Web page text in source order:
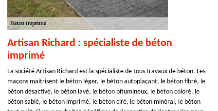
Artisan Richard : spécialiste de béton
imprimé
La société Artisan Richard est la spécialiste de tous travaux de béton. Les
maçons maitrisent le béton léger, le béton autoplaçant, le béton fibré, le
béton désactivé, le béton lavé, le béton bitumineux, le béton coloré, le
béton sablé, le béton imprimé, le béton ciré, le béton minéral, le béton